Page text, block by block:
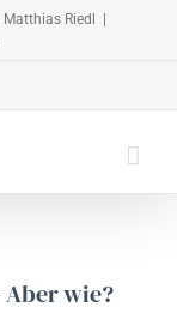
Riedl
Aber wie?